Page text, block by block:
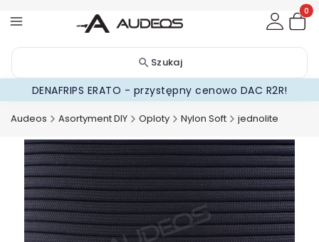
Szukaj
DENAFRIPS ERATO - przystępny cenowo DAC R2R!
Audeos Asortyment DIY Oploty Nylon Soft jednolite